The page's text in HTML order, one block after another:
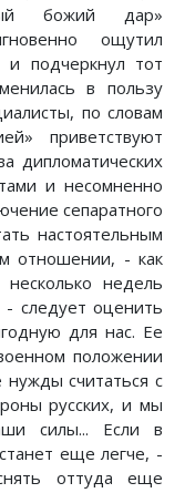
божий дар»
ощутил
и подчеркнул тот
в пользу
по словам
приветствуют
дипломатических
и несомненно
сепаратного
настоятельным
отношении, - как
недель
- следует оценить
для нас. Ее
положении
нужды считаться с
русских, и мы
силы... Если в
еще легче, -
оттуда еще